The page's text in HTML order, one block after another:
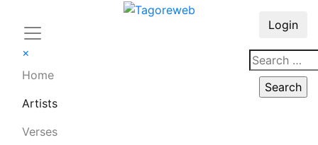
×
Home
Artists
Verses
Login